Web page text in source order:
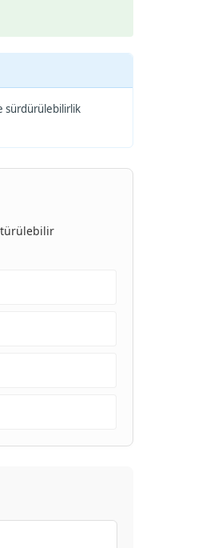
sürdürülebilirlik